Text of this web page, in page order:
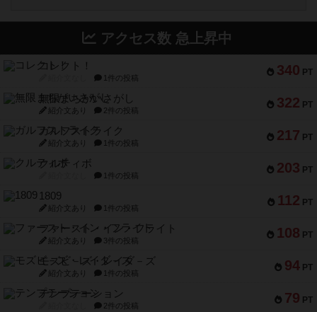
アクセス数 急上昇中
340 PT
コレクト！
1件の投稿
322 PT
無限まちがいさがし
紹介文あり 2件の投稿
217 PT
ガルフストライク
紹介文あり 1件の投稿
203 PT
クルティボ
1件の投稿
112 PT
1809
紹介文あり 1件の投稿
108 PT
ファースト・イン・フライト
紹介文あり 3件の投稿
94 PT
モズビ－ズ・レイダ－ズ
紹介文あり 1件の投稿
79 PT
テンプテーション
2件の投稿